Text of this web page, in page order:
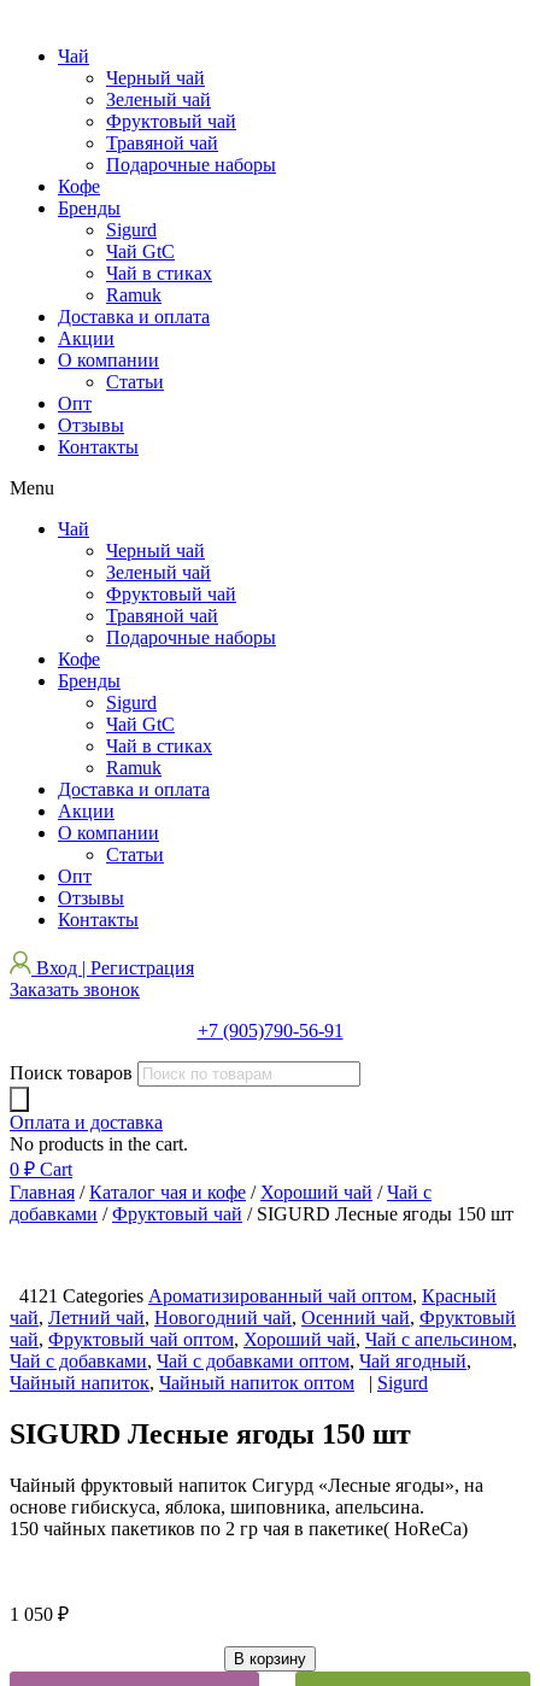
Чай
Черный чай
Зеленый чай
Фруктовый чай
Травяной чай
Подарочные наборы
Кофе
Бренды
Sigurd
Чай GtC
Чай в стиках
Ramuk
Доставка и оплата
Акции
О компании
Статьи
Опт
Отзывы
Контакты
Menu
Чай
Черный чай
Зеленый чай
Фруктовый чай
Травяной чай
Подарочные наборы
Кофе
Бренды
Sigurd
Чай GtC
Чай в стиках
Ramuk
Доставка и оплата
Акции
О компании
Статьи
Опт
Отзывы
Контакты
Вход | Регистрация
Заказать звонок
+7 (905)790-56-91
Поиск товаров
Оплата и доставка
No products in the cart.
0 ₽ Cart
Главная /Каталог чая и кофе / Хороший чай /Чай с
добавками /Фруктовый чай / SIGURD Лесные ягоды 150 шт
4121 Categories Ароматизированный чай оптом, Красный
чай, Летний чай, Новогодний чай, Осенний чай, Фруктовый
чай, Фруктовый чай оптом, Хороший чай, Чай с апельсином,
Чай с добавками, Чай с добавками оптом, Чай ягодный,
Чайный напиток, Чайный напиток оптом | Sigurd
SIGURD Лесные ягоды 150 шт
Чайный фруктовый напиток Сигурд «Лесные ягоды», на
основе гибискуса, яблока, шиповника, апельсина.
150 чайных пакетиков по 2 гр чая в пакетике( HoReCa)
1 050 ₽
В корзину